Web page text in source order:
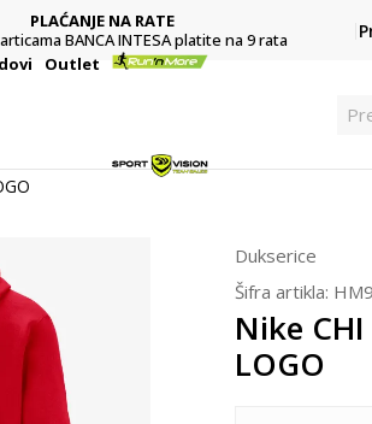
PLAĆANJE NA RATE
BANCA INTESA platite na 9 rata
Outlet
Dukserice
Šifra artikla:
Nike CHI
LOGO